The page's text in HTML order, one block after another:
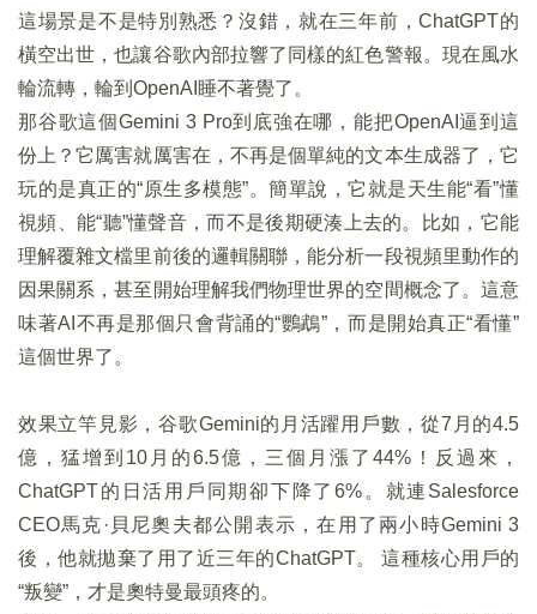
這場景是不是特別熟悉？沒錯，就在三年前，ChatGPT的
橫空出世，也讓谷歌內部拉響了同樣的紅色警報。現在風水
輪流轉，輪到OpenAI睡不著覺了。
那谷歌這個Gemini 3 Pro到底強在哪，能把OpenAI逼到這
份上？它厲害就厲害在，不再是個單純的文本生成器了，它
玩的是真正的“原生多模態”。簡單說，它就是天生能“看”懂
視頻、能“聽”懂聲音，而不是後期硬湊上去的。比如，它能
理解覆雜文檔里前後的邏輯關聯，能分析一段視頻里動作的
因果關系，甚至開始理解我們物理世界的空間概念了。這意
味著AI不再是那個只會背誦的“鸚鵡”，而是開始真正“看懂”
這個世界了。
效果立竿見影，谷歌Gemini的月活躍用戶數，從7月的4.5
億，猛增到10月的6.5億，三個月漲了44%！反過來，
ChatGPT的日活用戶同期卻下降了6%。就連Salesforce
CEO馬克·貝尼奧夫都公開表示，在用了兩小時Gemini 3
後，他就拋棄了用了近三年的ChatGPT。 這種核心用戶的
“叛變”，才是奧特曼最頭疼的。